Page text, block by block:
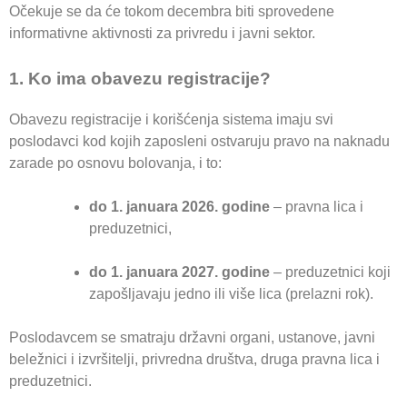
Očekuje se da će tokom decembra biti sprovedene
informativne aktivnosti za privredu i javni sektor.
1. Ko ima obavezu registracije?
Obavezu registracije i korišćenja sistema imaju svi
poslodavci kod kojih zaposleni ostvaruju pravo na naknadu
zarade po osnovu bolovanja, i to:
do 1. januara 2026. godine – pravna lica i
preduzetnici,
do 1. januara 2027. godine – preduzetnici koji
zapošljavaju jedno ili više lica (prelazni rok).
Poslodavcem se smatraju državni organi, ustanove, javni
beležnici i izvršitelji, privredna društva, druga pravna lica i
preduzetnici.